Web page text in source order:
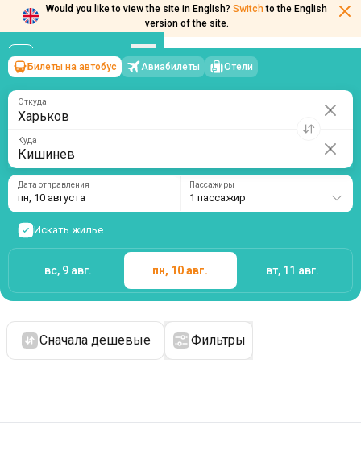
Would you like to view the site in English? Switch to the English
version of the site.
Харьков→Кишинев
пн, 10 августа/1 пассажир
Билеты на автобус Авиабилеты Отели
Откуда
Куда
Дата отправления
пн, 10 августа
Пассажиры
1 пассажир
Искать жилье
вс, 9 авг. пн, 10 авг. вт, 11 авг.
Сначала дешевые Фильтры